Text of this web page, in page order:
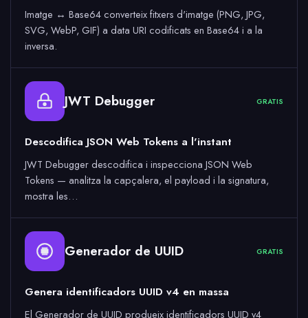
Imatge ↔ Base64 converteix fitxers d'imatge (PNG, JPG,
SVG, WebP, GIF) a data URI codificats en Base64 i a la
inversa.
JWT Debugger GRATIS
Descodifica JSON Web Tokens a l'instant
JWT Debugger descodifica i inspecciona JSON Web
Tokens — analitza la capçalera, el payload i la signatura,
mostra les…
Generador de UUID GRATIS
Genera identificadors UUID v4 en massa
El Generador de UUID produeix identificadors UUID v4